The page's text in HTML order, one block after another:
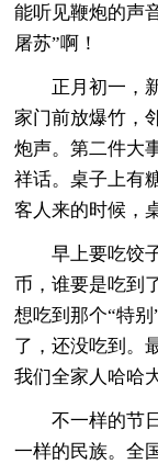
能听见鞭炮的声
屠苏”啊！
正月初一，
家门前放爆竹，
炮声。第二件大
祥话。桌子上有
客人来的时候，
早上要吃饺
币，谁要是吃到
想吃到那个“特
了，还没吃到。
我们全家人哈哈
不一样的节
一样的民族。全